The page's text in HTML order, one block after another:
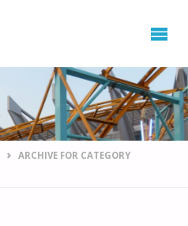
ARCHIVE FOR CATEGORY